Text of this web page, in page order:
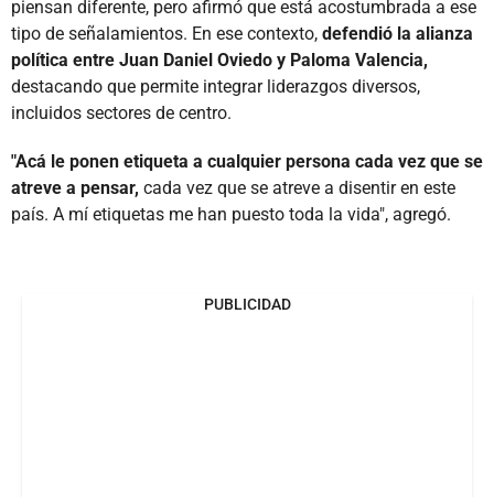
piensan diferente, pero afirmó que está acostumbrada a ese
tipo de señalamientos. En ese contexto, defendió la alianza
política entre Juan Daniel Oviedo y Paloma Valencia,
destacando que permite integrar liderazgos diversos,
incluidos sectores de centro.
"Acá le ponen etiqueta a cualquier persona cada vez que se
atreve a pensar, cada vez que se atreve a disentir en este
país. A mí etiquetas me han puesto toda la vida", agregó.
PUBLICIDAD